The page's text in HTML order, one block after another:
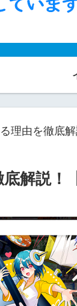
理由を徹底
解説！